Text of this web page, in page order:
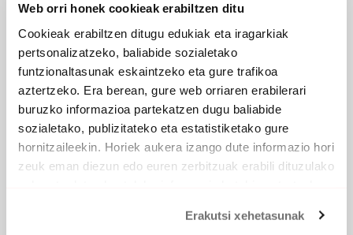
Web orri honek cookieak erabiltzen ditu
Cookieak erabiltzen ditugu edukiak eta iragarkiak
pertsonalizatzeko, baliabide sozialetako
funtzionaltasunak eskaintzeko eta gure trafikoa
aztertzeko. Era berean, gure web orriaren erabilerari
buruzko informazioa partekatzen dugu baliabide
sozialetako, publizitateko eta estatistiketako gure
hornitzaileekin. Horiek aukera izango dute informazio hori
zeuk eman diezun edo euren zerbitzuak erabili dituzulako
Erakutsi xehetasunak
Atzera